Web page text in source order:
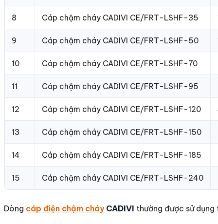
8 Cáp chậm cháy CADIVI CE/FRT-LSHF-35
9 Cáp chậm cháy CADIVI CE/FRT-LSHF-50
10 Cáp chậm cháy CADIVI CE/FRT-LSHF-70
11 Cáp chậm cháy CADIVI CE/FRT-LSHF-95
12 Cáp chậm cháy CADIVI CE/FRT-LSHF-120
13 Cáp chậm cháy CADIVI CE/FRT-LSHF-150
14 Cáp chậm cháy CADIVI CE/FRT-LSHF-185
15 Cáp chậm cháy CADIVI CE/FRT-LSHF-240
Dòng cáp điện chậm cháyCADIVI thường được sử dụng